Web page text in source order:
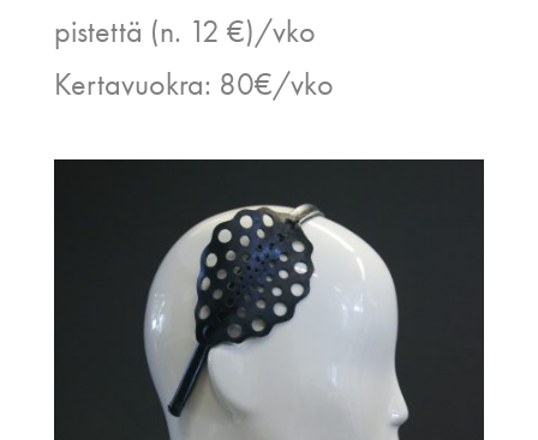
pistettä (n. 12 €)/vko
Kertavuokra: 80€/vko